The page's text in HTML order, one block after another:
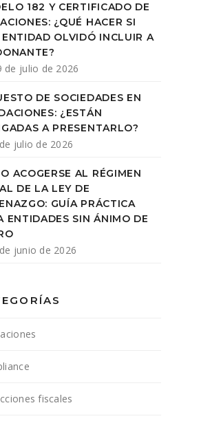
182 Y CERTIFICADO DE
¿QUÉ HACER SI
OLVIDÓ INCLUIR A
de julio de 2026
DE SOCIEDADES EN
¿ESTÁN
A PRESENTARLO?
julio de 2026
ACOGERSE AL RÉGIMEN
DE LA LEY DE
GUÍA PRÁCTICA
ENTIDADES SIN ÁNIMO DE
junio de 2026
fiscales